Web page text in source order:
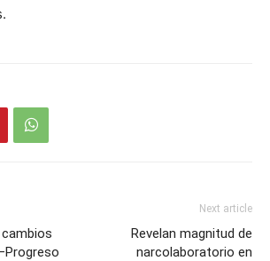
Next article
Revelan magnitud de
narcolaboratorio en